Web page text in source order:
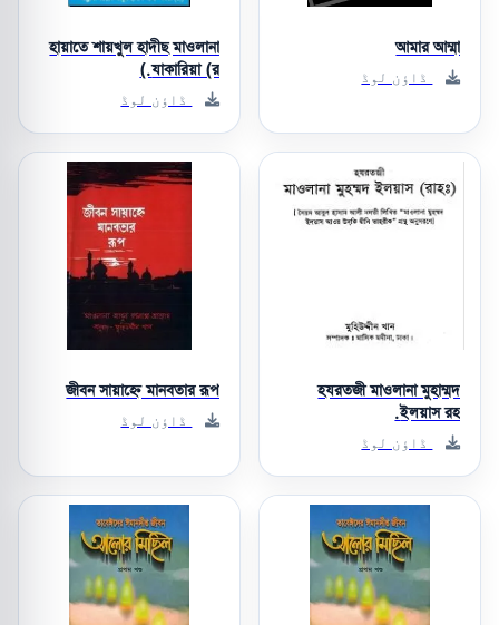
আমার আম্মা
ڈاؤن لوڈ
হায়াতে শায়খুল হাদীছ মাওলানা
যাকারিয়া (র.)
ڈاؤن لوڈ
হযরতজী মাওলানা মুহাম্মদ
ইলয়াস রহ.
ڈاؤن لوڈ
জীবন সায়াহ্নে মানবতার রূপ
ڈاؤن لوڈ